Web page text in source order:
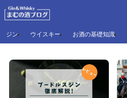
ジン ウイスキー お酒の基礎知識